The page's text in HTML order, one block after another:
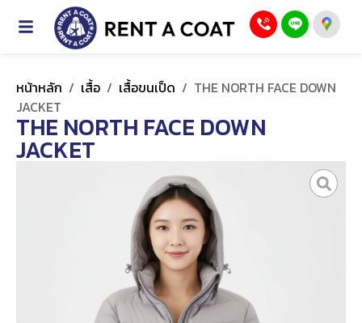
หน้าหลัก / เสื้อ / เสื้อขนเป็ด / THE NORTH FACE DOWN
JACKET
THE NORTH FACE DOWN
JACKET